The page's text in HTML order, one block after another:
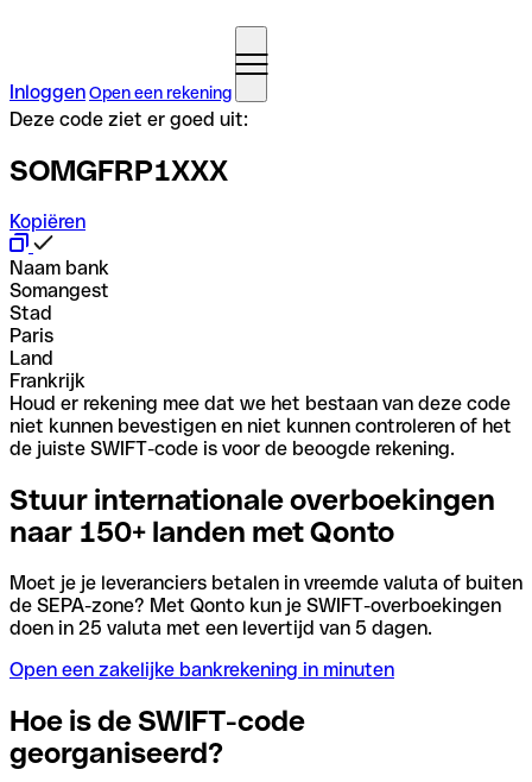
InloggenOpen een rekening
Deze code ziet er goed uit:
SOMGFRP1XXX
Kopiëren
Naam bank
Somangest
Stad
Paris
Land
Frankrijk
Houd er rekening mee dat we het bestaan van deze code
niet kunnen bevestigen en niet kunnen controleren of het
de juiste SWIFT-code is voor de beoogde rekening.
Stuur internationale overboekingen
naar 150+ landen met Qonto
Moet je je leveranciers betalen in vreemde valuta of buiten
de SEPA-zone? Met Qonto kun je SWIFT-overboekingen
doen in 25 valuta met een levertijd van 5 dagen.
Open een zakelijke bankrekening in minuten
Hoe is de SWIFT-code
georganiseerd?